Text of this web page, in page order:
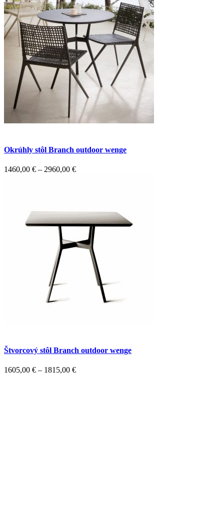
Okrúhly stôl Branch outdoor wenge
1460,00 € – 2960,00 €
Štvorcový stôl Branch outdoor wenge
1605,00 € – 1815,00 €